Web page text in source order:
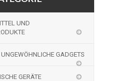
UND
UNGEWÖHNLICHE GADGETS
GERÄTE